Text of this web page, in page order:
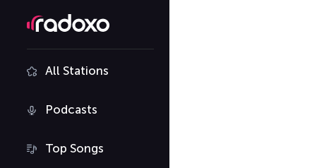
All Stations
Podcasts
Top Songs